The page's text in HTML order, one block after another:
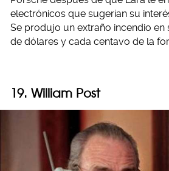
electrónicos que sugerían su
Se produjo un extraño incendio en
de dólares y cada centavo de la
19. William Post